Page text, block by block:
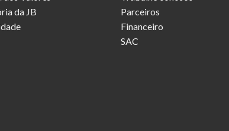
da JB
Parceiros
Financeiro
SAC